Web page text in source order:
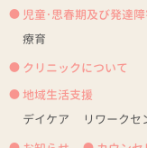
児童・思春期及び発達
療育
クリニックについて
地域生活支援
デイケア
リワークセ